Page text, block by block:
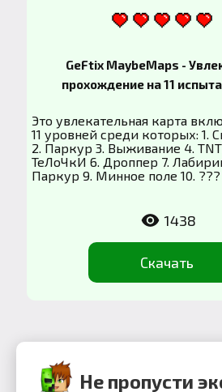
GeFtix MaybeMaps -
прохождение на 11
Это увлекательная карта
11 уровней среди которых: 1.
2. Паркур 3. Выживание 4.
ТеЛоЧкИ 6. Дроппер 7.
Паркур 9. Минное поле 10. ???
Скачать
1438
Не пропусти